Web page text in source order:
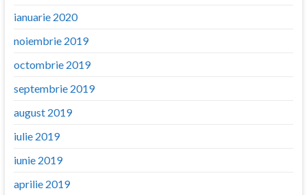
ianuarie 2020
noiembrie 2019
octombrie 2019
septembrie 2019
august 2019
iulie 2019
iunie 2019
aprilie 2019